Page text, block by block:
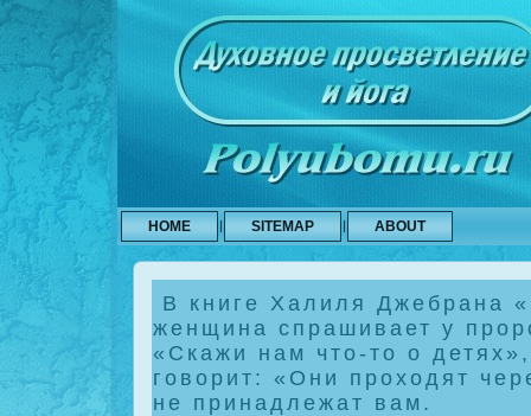
HOME SITEMAP ABOUT
В книге Халиля Джебрана
женщина спрашивает у
«Скажи нам что-то о
говорит: «Они проходят
не принадлежат вам.